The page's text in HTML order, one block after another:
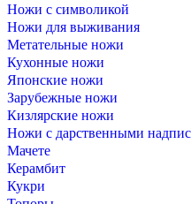
Ножи с символикой
Ножи для выживания
Метательные ножи
Кухонные ножи
Японские ножи
Зарубежные ножи
Кизлярские ножи
Ножи с дарственными
Мачете
Керамбит
Кукри